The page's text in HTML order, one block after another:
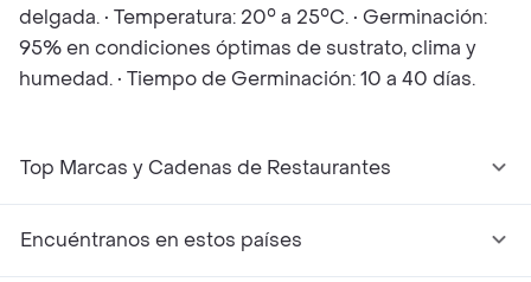
delgada. • Temperatura: 20° a 25°C. • Germinación:
95% en condiciones óptimas de sustrato, clima y
humedad. • Tiempo de Germinación: 10 a 40 días.
Top Marcas y Cadenas de Restaurantes
Encuéntranos en estos países